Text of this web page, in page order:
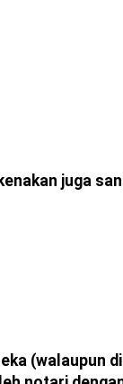
juga
(walaupun